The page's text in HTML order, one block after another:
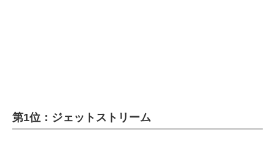
第1位：ジェットストリーム